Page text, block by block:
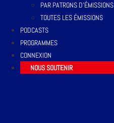
PAR PATRONS D’ÉMISSIONS
TOUTES LES ÉMISSIONS
PODCASTS
PROGRAMMES
CONNEXION
NOUS SOUTENIR